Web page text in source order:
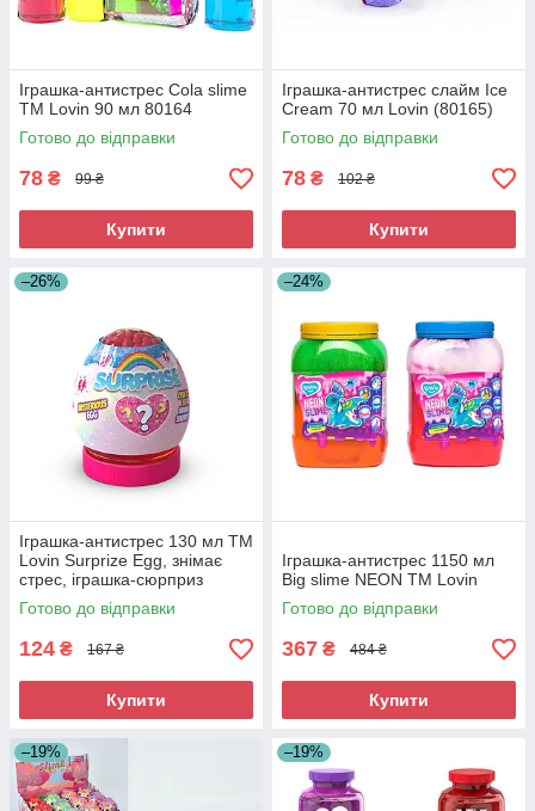
Іграшка-антистрес Cola slime
ТМ Lovin 90 мл 80164
Готово до відправки
78 ₴ 99 ₴
Купити
Іграшка-антистрес слайм Ice
Cream 70 мл Lovin (80165)
Готово до відправки
78 ₴ 102 ₴
Купити
–26%
Іграшка-антистрес 130 мл TM
Lovin Surprize Egg, знімає
стрес, іграшка-сюрприз
Готово до відправки
124 ₴ 167 ₴
Купити
–24%
Іграшка-антистрес 1150 мл
Big slime NEON ТМ Lovin
Готово до відправки
367 ₴ 484 ₴
Купити
–19% –19%